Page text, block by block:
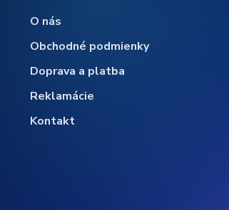
O nás
Obchodné podmienky
Doprava a platba
Reklamácie
Kontakt